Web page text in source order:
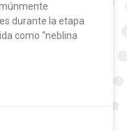
durante la etapa
como “neblina